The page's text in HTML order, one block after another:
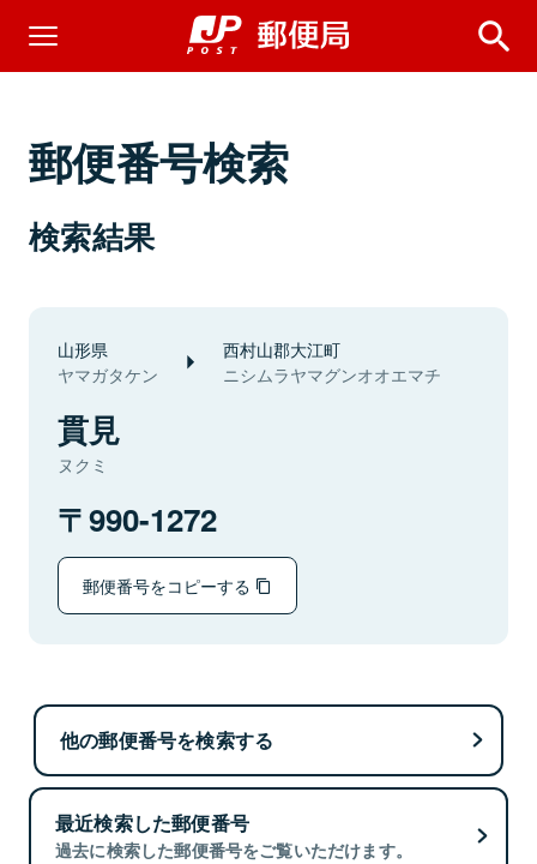
郵便番号検索
検索結果
山形県
ヤマガタケン
西村山郡大江町
ニシムラヤマグンオオエマチ
貫見
ヌクミ
990-1272
郵便番号をコピーする
他の郵便番号を検索する
最近検索した郵便番号
過去に検索した郵便番号をご覧いただけます。